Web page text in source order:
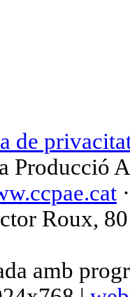
de
Producció
Roux,
amb